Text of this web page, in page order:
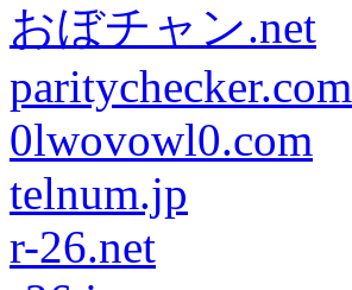
おぼチャン.net
paritychecker.com
0lwovowl0.com
telnum.jp
r-26.net